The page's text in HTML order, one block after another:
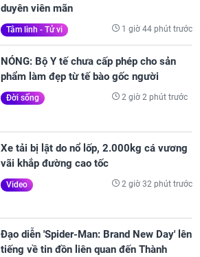
duyên viên mãn
Tâm linh - Tử vi 1 giờ 44 phút trước
NÓNG: Bộ Y tế chưa cấp phép cho sản
phẩm làm đẹp từ tế bào gốc người
Đời sống 2 giờ 2 phút trước
Xe tải bị lật do nổ lốp, 2.000kg cá vương
vãi khắp đường cao tốc
Video 2 giờ 32 phút trước
Đạo diễn 'Spider-Man: Brand New Day' lên
tiếng về tin đồn liên quan đến Thành